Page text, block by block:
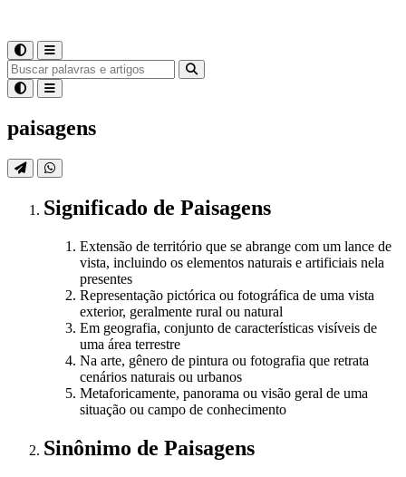
paisagens
Significado de Paisagens
Extensão de território que se abrange com um lance de
vista, incluindo os elementos naturais e artificiais nela
presentes
Representação pictórica ou fotográfica de uma vista
exterior, geralmente rural ou natural
Em geografia, conjunto de características visíveis de
uma área terrestre
Na arte, gênero de pintura ou fotografia que retrata
cenários naturais ou urbanos
Metaforicamente, panorama ou visão geral de uma
situação ou campo de conhecimento
Sinônimo de Paisagens